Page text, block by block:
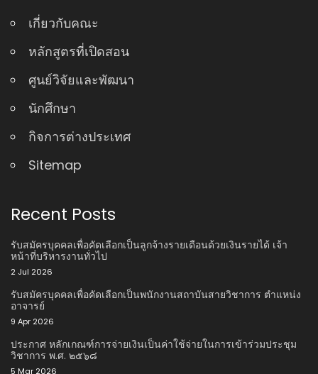
เกี่ยวกับคณะ
หลักสูตรที่เปิดสอน
ศูนย์วิจัยและพัฒนา
นักศึกษา
กิจการต่างประเทศ
Sitemap
Recent Posts
รับสมัครบุคคลเพื่อคัดเลือกเป็นลูกจ้างรายเดือนด้วยเงินรายได้ เจ้า
หน้าที่บริหารงานทั่วไป
2 Jul 2026
รับสมัครบุคคลเพื่อคัดเลือกเป็นพนักงานสถาบันสายวิชาการ ตําแหน่ง
อาจารย์
9 Apr 2026
ประกาศ หลักเกณฑ์การจ่ายเงินเป็นค่าใช้จ่ายในการเข้าร่วมประชุม
วิชาการ พ.ศ. ๒๕๖๘
5 Mar 2026